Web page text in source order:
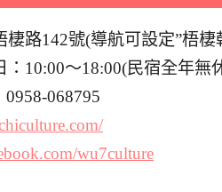
路142號(導航可設定”梧棲
10:00～18:00(民宿全年無
068795
wu7culture